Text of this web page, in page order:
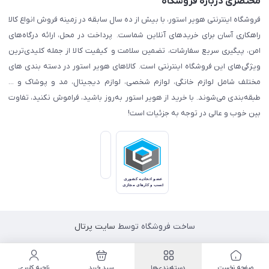
فروشگاه اینترنتی هویر استور، با بیش از ده سال سابقه در زمینه فروش انواع کالا
راهکاری آسان برای خریدهای آنلاین شماست. پرداخت در محل، ارائه درگاه‌های
امن، پیگیری سریع سفارشات، تضمین سلامت و کیفیت کالا از جمله کلیدی‌ترین
ویژگی‌های این فروشگاه اینترنتی است. کالاهای هویر استور در دسته بندی های
مختلف شامل لوازم خانگی، لوازم شخصی، لوازم دیجیتال، مد و پوشاک و ...
طبقه‌بندی می‌شوند. با خرید از هویر استور به‌روز باشید، فراموش نکنید، تفاوت
بین خوب و عالی در توجه به جزئیات است!
ساخت فروشگاه توسط سایت پرتال